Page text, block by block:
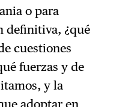
o para
definitiva, ¿qué
cuestiones
fuerzas y de
y la
adoptar en